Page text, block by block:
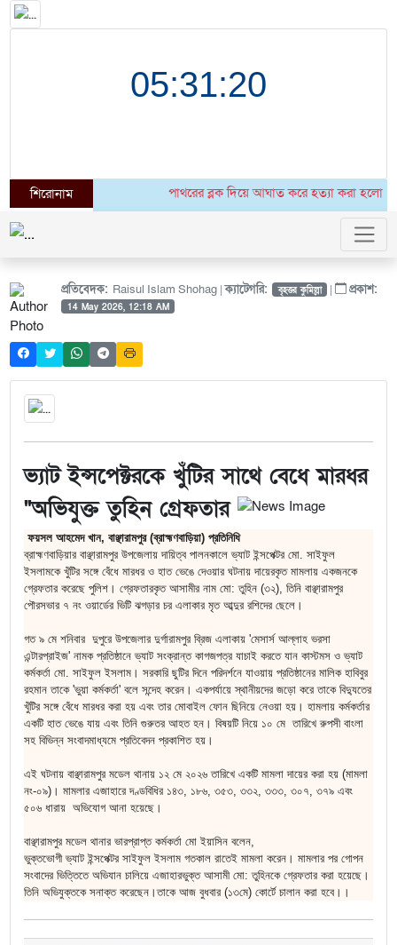
শিরোনাম পাথরের ব্লক দিয়ে আঘাত করে হত্যা করা হলো
প্রতিবেদক: Raisul Islam Shohag |ক্যাটেগরি: বৃহত্তর কুমিল্লা | প্রকাশ:
14 May 2026, 12:18 AM
ভ্যাট ইন্সপেক্টরকে খুঁটির সাথে বেধে মারধর
"অভিযুক্ত তুহিন গ্রেফতার
ফয়সল আহমেদ খান, বাঞ্ছারামপুর (ব্রাহ্মণবাড়িয়া) প্রতিনিধি
ব্রাহ্মণবাড়িয়ার বাঞ্ছারামপুর উপজেলায় দায়িত্ব পালনকালে ভ্যাট ইন্সপেক্টর মো. সাইফুল
ইসলামকে খুঁটির সঙ্গে বেঁধে মারধর ও হাত ভেঙে দেওয়ার ঘটনায় দায়েরকৃত মামলায় একজনকে
গ্রেফতার করেছে পুলিশ। গ্রেফতারকৃত আসামীর নাম মো: তুহিন (৩২), তিনি বাঞ্ছারামপুর
পৌরসভার ৭ নং ওয়ার্ডের ভিটি ঝগড়ার চর এলাকার মৃত আব্দুর রশিদের ছেলে।
গত ৯ মে শনিবার দুপুরে উপজেলার দুর্গারামপুর ব্রিজ এলাকায় 'মেসার্স আল্লাহ ভরসা
এন্টারপ্রাইজ' নামক প্রতিষ্ঠানে ভ্যাট সংক্রান্ত কাগজপত্র যাচাই করতে যান কাস্টমস ও ভ্যাট
কর্মকর্তা মো. সাইফুল ইসলাম। সরকারি ছুটির দিনে পরিদর্শনে যাওয়ায় প্রতিষ্ঠানের মালিক হাবিবুর
রহমান তাকে 'ভুয়া কর্মকর্তা' বলে সন্দেহ করেন। একপর্যায়ে স্থানীয়দের জড়ো করে তাকে বিদ্যুতের
খুঁটির সঙ্গে বেঁধে মারধর করা হয় এবং তার মোবাইল ফোন ছিনিয়ে নেওয়া হয়। হামলায় কর্মকর্তার
একটি হাত ভেঙে যায় এবং তিনি গুরুতর আহত হন। বিষয়টি নিয়ে ১০ মে তারিখে রুপসী বাংলা
সহ বিভিন্ন সংবাদমাধ্যমে প্রতিবেদন প্রকাশিত হয়।
এই ঘটনায় বাঞ্ছারামপুর মডেল থানায় ১২ মে ২০২৬ তারিখে একটি মামলা দায়ের করা হয় (মামলা
নং-০৯)। মামলার এজাহারে দণ্ডবিধির ১৪৩, ১৮৬, ৩৫৩, ৩৩২, ৩৩৩, ৩০৭, ৩৭৯ এবং
৫০৬ ধারায় অভিযোগ আনা হয়েছে।
বাঞ্ছারামপুর মডেল থানার ভারপ্রাপ্ত কর্মকর্তা মো ইয়াসিন বলেন,
ভুক্তভোগী ভ্যাট ইন্সপেক্টর সাইফুল ইসলাম গতকাল রাতেই মামলা করেন। মামলার পর গোপন
সংবাদের ভিত্তিতে অভিযান চালিয়ে এজাহারভুক্ত আসামী মো: তুহিনকে গ্রেফতার করা হয়েছে।
তিনি অভিযুক্তকে সনাক্ত করেছেন।তাকে আজ বুধবার (১৩মে) কোর্টে চালান করা হবে।।